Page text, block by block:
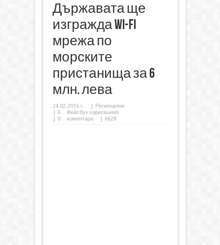
Държавата ще
изгражда Wi-Fi
мрежа по
морските
пристанища за 6
млн. лева
24.02.2016 г.
Регионални
0
Фейсбук харесвания
0 коментара | 6628